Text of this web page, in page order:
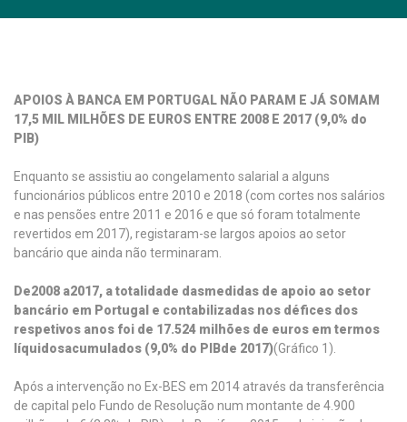
APOIOS À BANCA EM PORTUGAL NÃO PARAM E JÁ SOMAM
17,5 MIL MILHÕES DE EUROS ENTRE 2008 E 2017 (9,0% do
PIB)
Enquanto se assistiu ao congelamento salarial a alguns
funcionários públicos entre 2010 e 2018 (com cortes nos salários
e nas pensões entre 2011 e 2016 e que só foram totalmente
revertidos em 2017), registaram-se largos apoios ao setor
bancário que ainda não terminaram.
De2008 a2017, a totalidade dasmedidas de apoio ao setor
bancário em Portugal e contabilizadas nos défices dos
respetivos anos foi de 17.524 milhões de euros em termos
líquidosacumulados (9,0% do PIBde 2017)(Gráfico 1).
Após a intervenção no Ex-BES em 2014 através da transferência
de capital pelo Fundo de Resolução num montante de 4.900